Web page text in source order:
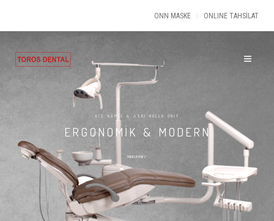
ONN MASKE ONLINE TAHSİLAT
A12 KAMÇI & ASKI KOLLU ÜNİT
ERGONOMİK & MODERN
İNCELEYİNİZ